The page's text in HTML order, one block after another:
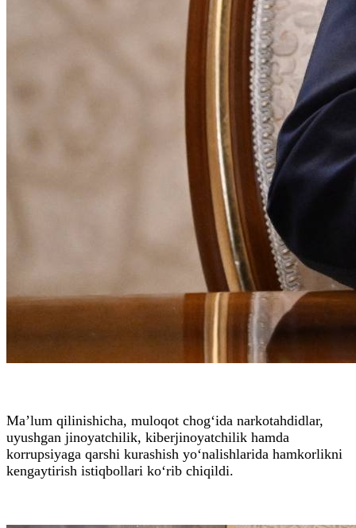
Ma’lum qilinishicha, muloqot chog‘ida narkotahdidlar,
uyushgan jinoyatchilik, kiberjinoyatchilik hamda
korrupsiyaga qarshi kurashish yo‘nalishlarida hamkorlikni
kengaytirish istiqbollari ko‘rib chiqildi.